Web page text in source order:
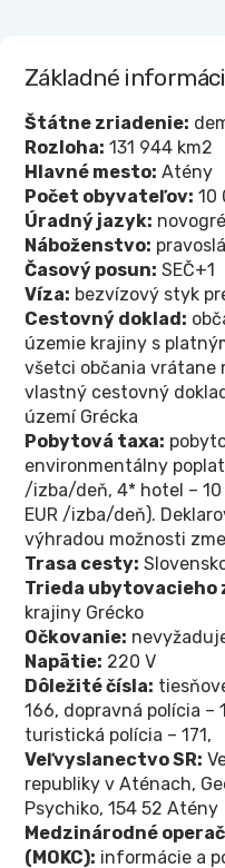
Základné
Štátne zriadenie:
Rozloha: 131 944 km2
Hlavné mesto: Atény
Počet obyvateľov: 10
Úradný jazyk:
Náboženstvo:
Časový posun: SEČ+1
Víza: bezvízový styk
Cestovný doklad:
územie krajiny s
všetci občania vrátane
vlastný cestovný
území Grécka
Pobytová taxa:
environmentálny
/izba/deň, 4* hotel –
EUR /izba/deň).
výhradou možnosti
Trasa cesty:
Trieda ubytovacieho
krajiny Grécko
Očkovanie:
Napätie: 220 V
Dôležité čísla:
166, dopravná polícia –
turistická polícia – 171,
Veľvyslanectvo SR:
republiky v Aténach,
Psychiko, 154 52 Atény
Medzinárodné
(MOKC): informácie a